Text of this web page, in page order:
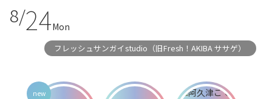
8/24Mon
フレッシュサンガイstudio（旧Fresh！AKIBA ササゲ）